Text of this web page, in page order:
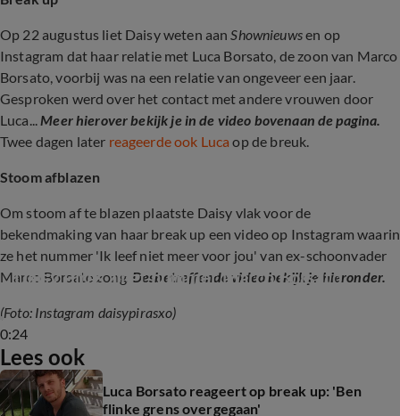
Op 22 augustus liet Daisy weten aanShownieuwsen op
Instagram dat haar relatie met Luca Borsato, de zoon van Marco
Borsato, voorbij was na een relatie van ongeveer een jaar.
Gesproken werd over het contact met andere vrouwen door
Luca...Meer hierover bekijk je in de video bovenaan de pagina.
Twee dagen later reageerde ook Lucaop de breuk.
Stoom afblazen
Om stoom af te blazen plaatste Daisy vlak voor de
bekendmaking van haar break up een video op Instagram waarin
ze het nummer 'Ik leef niet meer voor jou' van ex-schoonvader
Marco Borsato zong. Desbetreffende video bekijk je hieronder.
0:24
Daisy Piras zingt nummer Marco Borsato
(Foto: Instagram daisypirasxo)
Lees ook
Luca Borsato reageert op break up: 'Ben
flinke grens overgegaan'